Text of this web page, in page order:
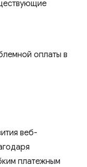
оплаты в
веб-
платежным